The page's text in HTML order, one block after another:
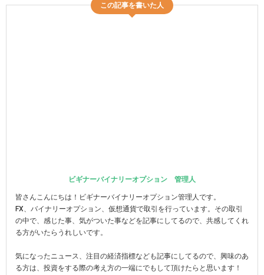
この記事を書いた人
ビギナーバイナリーオプション 管理人
皆さんこんにちは！ビギナーバイナリーオプション管理人です。
FX、バイナリーオプション、仮想通貨で取引を行っています。その取引
の中で、感じた事、気がついた事などを記事にしてるので、共感してくれ
る方がいたらうれしいです。
気になったニュース、注目の経済指標なども記事にしてるので、興味のあ
る方は、投資をする際の考え方の一端にでもして頂けたらと思います！